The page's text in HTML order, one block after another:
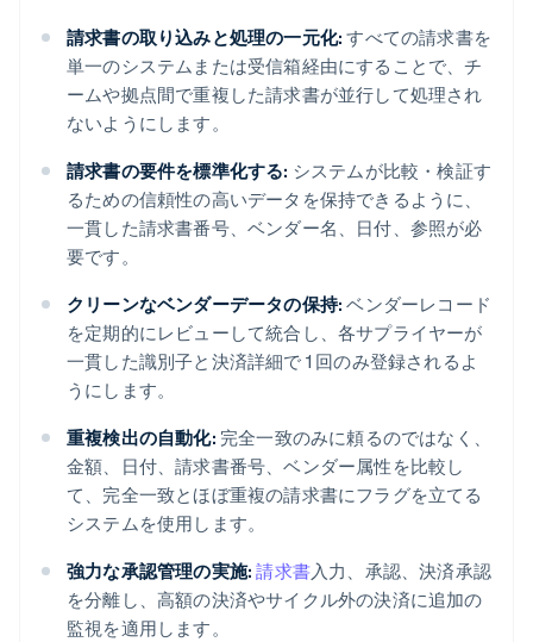
請求書の取り込みと処理の一元化: すべての請求書を
単一のシステムまたは受信箱経由にすることで、チ
ームや拠点間で重複した請求書が並行して処理され
ないようにします。
請求書の要件を標準化する: システムが比較・検証す
るための信頼性の高いデータを保持できるように、
一貫した請求書番号、ベンダー名、日付、参照が必
要です。
クリーンなベンダーデータの保持: ベンダーレコード
を定期的にレビューして統合し、各サプライヤーが
一貫した識別子と決済詳細で 1 回のみ登録されるよ
うにします。
重複検出の自動化: 完全一致のみに頼るのではなく、
金額、日付、請求書番号、ベンダー属性を比較し
て、完全一致とほぼ重複の請求書にフラグを立てる
システムを使用します。
強力な承認管理の実施: 請求書入力、承認、決済承認
を分離し、高額の決済やサイクル外の決済に追加の
監視を適用します。